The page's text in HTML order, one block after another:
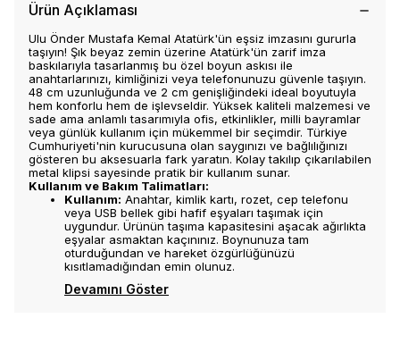
Ürün Açıklaması
Ulu Önder Mustafa Kemal Atatürk'ün eşsiz imzasını gururla
taşıyın! Şık beyaz zemin üzerine Atatürk'ün zarif imza
baskılarıyla tasarlanmış bu özel boyun askısı ile
anahtarlarınızı, kimliğinizi veya telefonunuzu güvenle taşıyın.
48 cm uzunluğunda ve 2 cm genişliğindeki ideal boyutuyla
hem konforlu hem de işlevseldir. Yüksek kaliteli malzemesi ve
sade ama anlamlı tasarımıyla ofis, etkinlikler, milli bayramlar
veya günlük kullanım için mükemmel bir seçimdir. Türkiye
Cumhuriyeti'nin kurucusuna olan saygınızı ve bağlılığınızı
gösteren bu aksesuarla fark yaratın. Kolay takılıp çıkarılabilen
metal klipsi sayesinde pratik bir kullanım sunar.
Kullanım ve Bakım Talimatları:
Kullanım: Anahtar, kimlik kartı, rozet, cep telefonu
veya USB bellek gibi hafif eşyaları taşımak için
uygundur. Ürünün taşıma kapasitesini aşacak ağırlıkta
eşyalar asmaktan kaçınınız. Boynunuza tam
oturduğundan ve hareket özgürlüğünüzü
kısıtlamadığından emin olunuz.
Devamını Göster